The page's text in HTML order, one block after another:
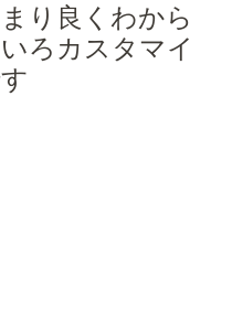
り良くわから
ろカスタマイ